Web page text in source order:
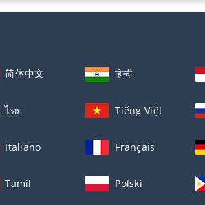
简体中文 हिन्दी
ไทย Tiếng Việt
Italiano Français
Tamil Polski